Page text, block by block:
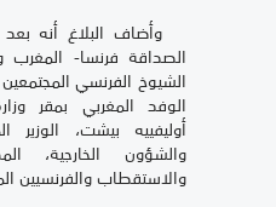
وأضاف البلاغ أنه
الصداقة فرنسا-
الشيوخ الفرنسي
الوفد المغربي بمقر
أوليفييه بيشت، الوزير
والشؤون الخارجية،
والاستقطاب والفرنسيين